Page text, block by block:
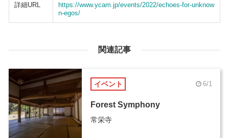
詳細URL
https://www.ycam.jp/events/2022/echoes-for-unknow
n-egos/
関連記事
イベント 6/1
Forest Symphony
常栄寺